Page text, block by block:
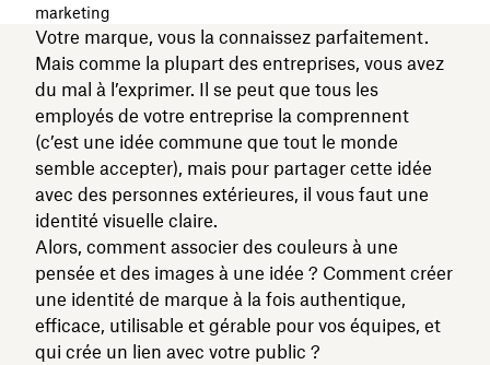
marketing
Votre marque, vous la connaissez parfaitement.
Mais comme la plupart des entreprises, vous avez
du mal à l’exprimer. Il se peut que tous les
employés de votre entreprise la comprennent
(c’est une idée commune que tout le monde
semble accepter), mais pour partager cette idée
avec des personnes extérieures, il vous faut une
identité visuelle claire.
Alors, comment associer des couleurs à une
pensée et des images à une idée ? Comment créer
une identité de marque à la fois authentique,
efficace, utilisable et gérable pour vos équipes, et
qui crée un lien avec votre public ?